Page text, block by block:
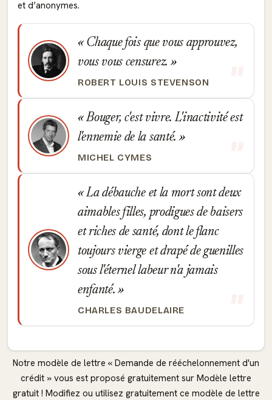
et d’anonymes.
Chaque fois que vous approuvez,
vous vous censurez.
ROBERT LOUIS STEVENSON
Bouger, c'est vivre. L'inactivité est
l'ennemie de la santé.
MICHEL CYMES
La débauche et la mort sont deux
aimables filles, prodigues de baisers
et riches de santé, dont le flanc
toujours vierge et drapé de guenilles
sous l'éternel labeur n'a jamais
enfanté.
CHARLES BAUDELAIRE
Notre modèle de lettre « Demande de rééchelonnement d'un
crédit » vous est proposé gratuitement sur Modèle lettre
gratuit ! Modifiez ou utilisez gratuitement ce modèle de lettre